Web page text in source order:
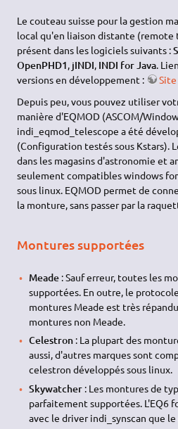
Le couteau suisse pour la gestion
local qu'en liaison distante (remote
présent dans les logiciels suivants :
OpenPHD1, jINDI, INDI for Java.
versions en développement :
Depuis peu, vous pouvez utiliser
manière d'EQMOD (ASCOM/
indi_eqmod_telescope a été
(Configuration testés sous Kstars).
dans les magasins d'astronomie et
seulement compatibles windows
sous linux. EQMOD permet de
la monture, sans passer par la
Montures supportées
Meade: Sauf erreur, toutes les
supportées. En outre, le
montures Meade est très
montures non Meade.
Celestron: La plupart des
aussi, d'autres marques sont
celestron développés sous linux.
Skywatcher: Les montures de
parfaitement supportées. L'EQ6
avec le driver indi_synscan que